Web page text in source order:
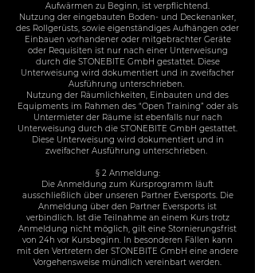
Aufwärmen zu Beginn, ist verpflichtend.
Nutzung der eingebauten Boden- und Deckenanker,
des Rollgerüsts, sowie eigenständiges Aufhängen oder
Einbauen vorhandener oder mitgebrachter Geräte
oder Requisiten ist nur nach einer Unterweisung
durch die STONEBITE GmbH gestattet. Diese
Unterweisung wird dokumentiert und in zweifacher
Ausführung unterschrieben.
Nutzung der Räumlichkeiten, Einbauten und des
Equipments im Rahmen des “Open Training” oder als
Untermieter der Räume ist ebenfalls nur nach
Unterweisung durch die STONEBITE GmbH gestattet.
Diese Unterweisung wird dokumentiert und in
zweifacher Ausführung unterschrieben.
§ 2 Anmeldung:
Die Anmeldung zum Kursprogramm läuft
ausschließlich über unseren Partner Eversports. Die
Anmeldung über den Partner Eversports ist
verbindlich. Ist die Teilnahme an einem Kurs trotz
Anmeldung nicht möglich, gilt eine Stornierungsfrist
von 24h vor Kursbeginn. In besonderen Fällen kann
mit den Vertretern der STONEBITE GmbH eine andere
Vorgehensweise mündlich vereinbart werden.